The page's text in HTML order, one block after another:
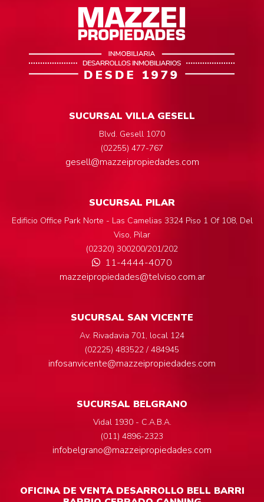
SUCURSAL VILLA GESELL
Blvd. Gesell 1070
(02255) 477-767
gesell@mazzeipropiedades.com
SUCURSAL PILAR
Edificio Office Park Norte - Las Camelias 3324 Piso 1 Of 108, Del
Viso, Pilar
(02320) 300200/201/202
11-4444-4070
mazzeipropiedades@telviso.com.ar
SUCURSAL SAN VICENTE
Av. Rivadavia 701, local 124
(02225) 483522 / 484945
infosanvicente@mazzeipropiedades.com
SUCURSAL BELGRANO
Vidal 1930 - C.A.B.A.
(011) 4896-2323
infobelgrano@mazzeipropiedades.com
OFICINA DE VENTA DESARROLLO BELL BARRI